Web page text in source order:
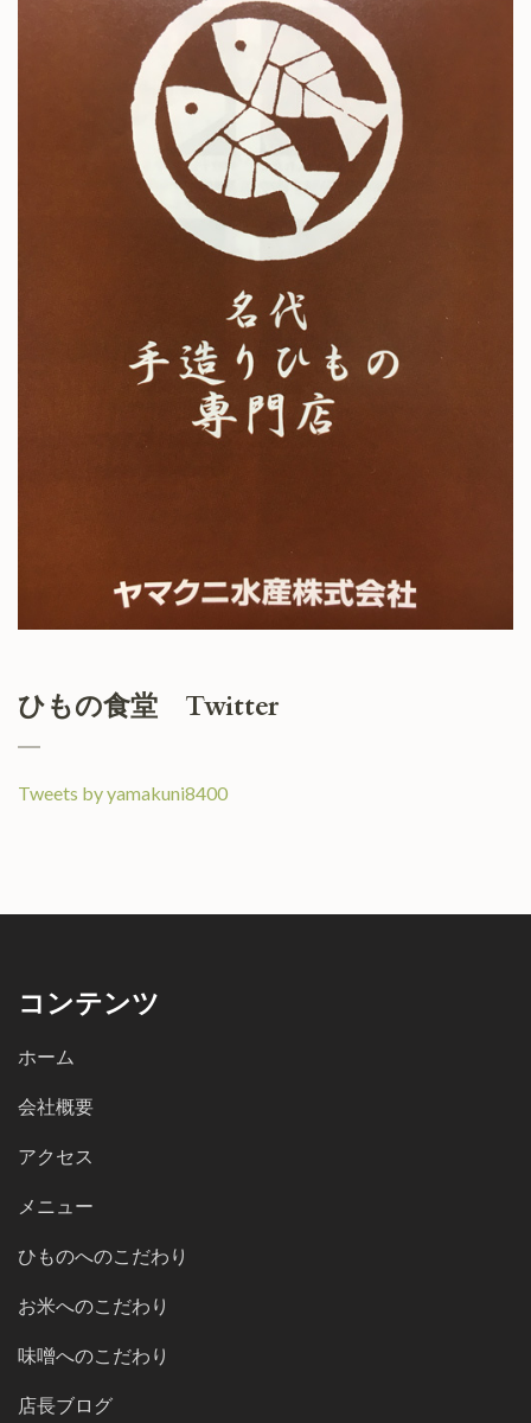
ひもの食堂 Twitter
Tweets by yamakuni8400
コンテンツ
ホーム
会社概要
アクセス
メニュー
ひものへのこだわり
お米へのこだわり
味噌へのこだわり
店長ブログ